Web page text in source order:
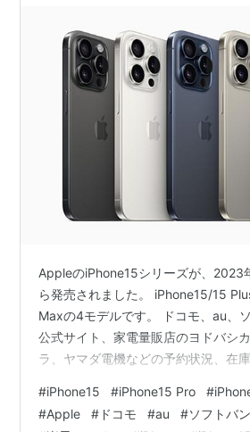
AppleのiPhone15シリーズが、2023
ら発売されました。 iPhone15/15
Maxの4モデルです。 ドコモ、au、
公式サイト、家電量販店のヨドバシ
ラ、ヤマダ電機などの予約状況、在
iPhone15/15 Plusは在庫があります
Pro Maxの在庫があるようになりまし
#iPhone15 #iPhone15 Pro #
#Apple # ドコモ #au #ソフトバ